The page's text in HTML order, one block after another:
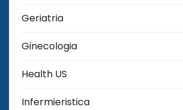
Geriatria
Ginecologia
Health US
Infermieristica